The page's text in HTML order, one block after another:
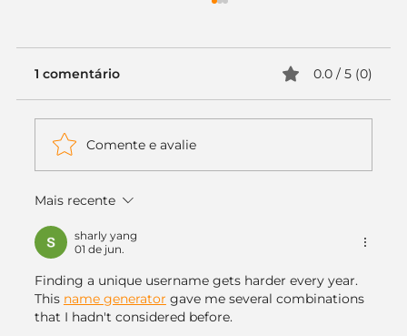
Negócio: Como Criar Sua Marca em
2025 (e se Preparar para 2026)
1 comentário 0.0 / 5 (0)
Comente e avalie
Mais recente
sharly yang
01 de jun.
Finding a unique username gets harder every year.
This name generator gave me several combinations
that I hadn't considered before.